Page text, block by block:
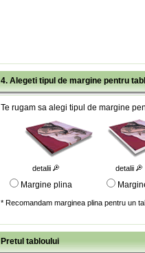
4. Alegeti tipul de margine pentru
Te rugam sa alegi tipul de margine
detalii detalii
Margine plina
* Recomandam marginea plina pentru un
Pretul tabloului